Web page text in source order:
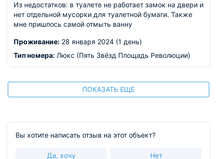
Из недостатков: в туалете не работает замок на двери и
нет отдельной мусорки для туалетной бумаги. Также
мне пришлось самой отмыть ванну
Проживание: 28 января 2024 (1 день)
Тип номера: Люкс (Пять Звёзд Площадь Революции)
ПОКАЗАТЬ ЕЩЕ
Вы хотите написать отзыв на этот объект?
Да, хочу Нет